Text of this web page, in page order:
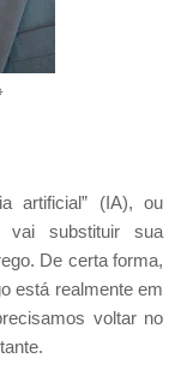
artificial” (IA), ou
vai substituir sua
De certa forma,
está realmente em
voltar no